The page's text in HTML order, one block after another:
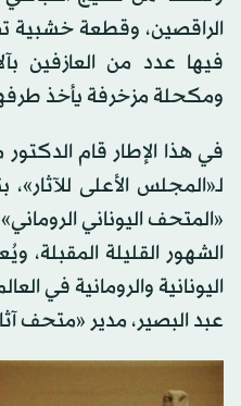
الراقصين، وقطعة خشبية
فيها عدد من العازفين
ومكحلة مزخرفة يأخذ
في هذا الإطار قام
لـ«المجلس الأعلى
«المتحف اليوناني
الشهور القليلة المقبلة،
اليونانية والرومانية في
عبد البصير، مدير «متحف